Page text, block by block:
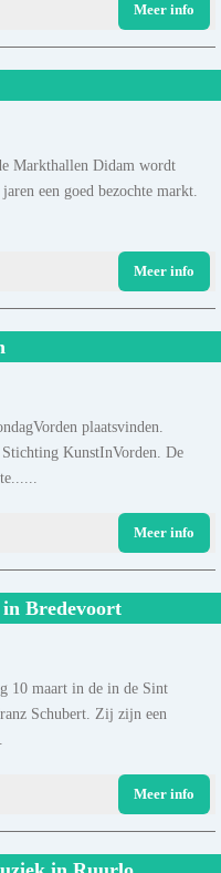
Meer info
Markthallen Didam wordt
een goed bezochte markt.
Meer info
plaatsvinden.
KunstInVorden. De
Meer info
Bredevoort
10 maart in de in de Sint
Schubert. Zij zijn een
Meer info